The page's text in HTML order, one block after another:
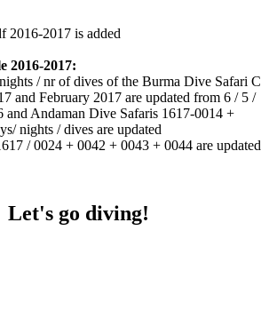
2016-2017 is added
2016-2017:
/ nr of dives of the Burma Dive Safari C
and February 2017 are updated from 6 / 5 /
and Andaman Dive Safaris 1617-0014 +
nights / dives are updated
/ 0024 + 0042 + 0043 + 0044 are updated
Let's go diving!